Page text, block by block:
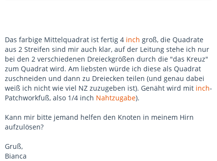
Das farbige Mittelquadrat ist fertig 4 inch groß, die Quadrate
aus 2 Streifen sind mir auch klar, auf der Leitung stehe ich nur
bei den 2 verschiedenen Dreieckgrößen durch die "das Kreuz"
zum Quadrat wird. Am liebsten würde ich diese als Quadrat
zuschneiden und dann zu Dreiecken teilen (und genau dabei
weiß ich nicht wie viel NZ zuzugeben ist). Genäht wird mit inch-
Patchworkfuß, also 1/4 inch Nahtzugabe).
Kann mir bitte jemand helfen den Knoten in meinem Hirn
aufzulösen?
Gruß,
Bianca